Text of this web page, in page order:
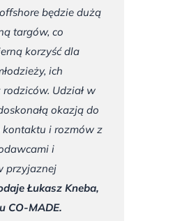
będzie dużą
targów, co
korzyść dla
ich
Udział w
okazją do
kontaktu i rozmów z
i
przyjaznej
Łukasz Kneba,
CO-MADE.